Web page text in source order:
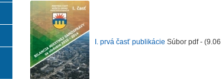
I. prvá časť publikácie Súbor pdf - (9.06